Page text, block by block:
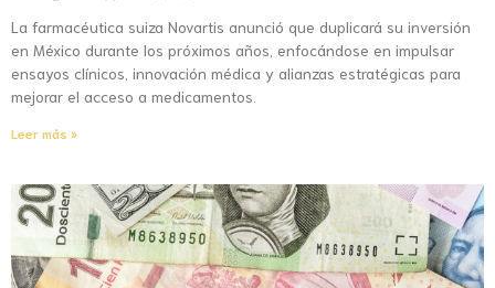
La farmacéutica suiza Novartis anunció que duplicará su inversión
en México durante los próximos años, enfocándose en impulsar
ensayos clínicos, innovación médica y alianzas estratégicas para
mejorar el acceso a medicamentos.
Leer más »